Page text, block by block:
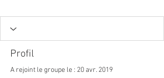
Profil
A rejoint le groupe le : 20 avr. 2019